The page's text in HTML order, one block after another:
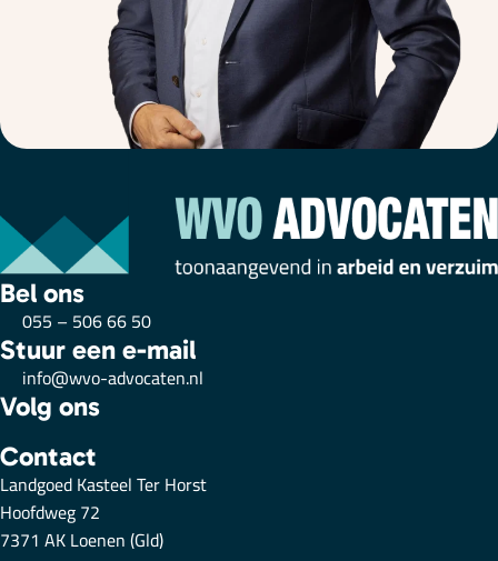
Bel ons
055 – 506 66 50
Stuur een e-mail
info@wvo-advocaten.nl
Volg ons
Contact
Landgoed Kasteel Ter Horst
Hoofdweg 72
7371 AK Loenen (Gld)